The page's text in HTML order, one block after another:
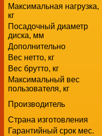
Максимальная нагрузка,
кг
Посадочный диаметр
диска, мм
Дополнительно
Вес нетто, кг
Вес брутто, кг
Максимальный вес
пользователя, кг
Производитель
Страна изготовления
Гарантийный срок мес.